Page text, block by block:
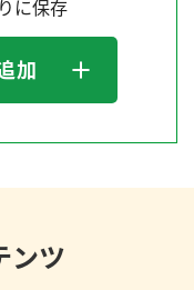
に保存
加
ンツ